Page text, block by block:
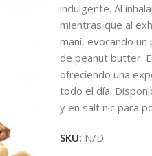
indulgente. Al
mientras que al
maní, evocando
de peanut butter.
ofreciendo una
todo el día.
y en salt nic para
SKU: N/D